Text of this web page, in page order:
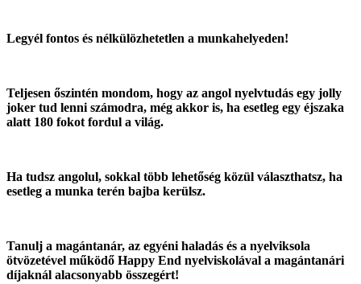
Legyél fontos és nélkülözhetetlen a munkahelyeden!
Teljesen őszintén mondom, hogy az angol nyelvtudás egy jolly
joker tud lenni számodra, még akkor is, ha esetleg egy éjszaka
alatt 180 fokot fordul a világ.
Ha tudsz angolul, sokkal több lehetőség közül választhatsz, ha
esetleg a munka terén bajba kerülsz.
Tanulj a magántanár, az egyéni haladás és a nyelviksola
ötvözetével működő Happy End nyelviskolával a magántanári
díjaknál alacsonyabb összegért!